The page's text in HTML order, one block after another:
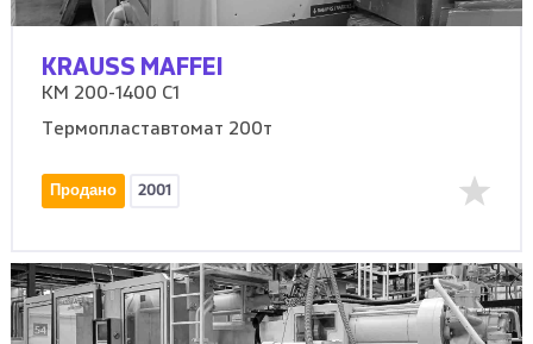
KRAUSS MAFFEI
KM 200-1400 C1
Термопластавтомат 200т
Продано 2001